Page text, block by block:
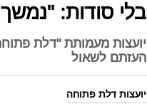
בלי סודות:
יועצות מעמותת "דלת
העזתם לשאול
יועצות דלת פתוחה